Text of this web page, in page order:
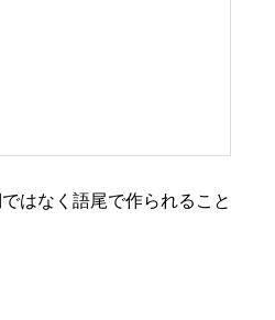
はなく語尾で作られること